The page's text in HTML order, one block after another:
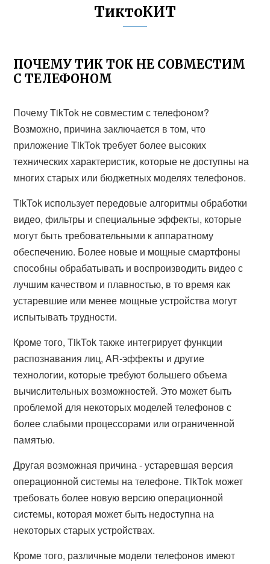
ТиктоКИТ
ПОЧЕМУ ТИК ТОК НЕ СОВМЕСТИМ
С ТЕЛЕФОНОМ
Почему TikTok не совместим с телефоном?
Возможно, причина заключается в том, что
приложение TikTok требует более высоких
технических характеристик, которые не доступны на
многих старых или бюджетных моделях телефонов.
TikTok использует передовые алгоритмы обработки
видео, фильтры и специальные эффекты, которые
могут быть требовательными к аппаратному
обеспечению. Более новые и мощные смартфоны
способны обрабатывать и воспроизводить видео с
лучшим качеством и плавностью, в то время как
устаревшие или менее мощные устройства могут
испытывать трудности.
Кроме того, TikTok также интегрирует функции
распознавания лиц, AR-эффекты и другие
технологии, которые требуют большего объема
вычислительных возможностей. Это может быть
проблемой для некоторых моделей телефонов с
более слабыми процессорами или ограниченной
памятью.
Другая возможная причина - устаревшая версия
операционной системы на телефоне. TikTok может
требовать более новую версию операционной
системы, которая может быть недоступна на
некоторых старых устройствах.
Кроме того, различные модели телефонов имеют